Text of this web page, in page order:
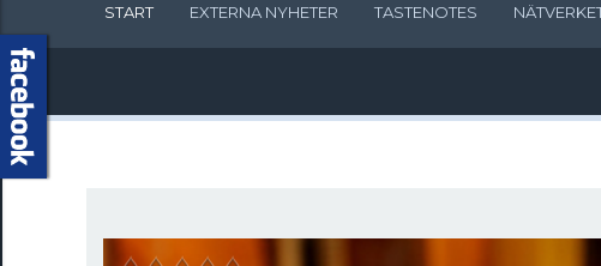
START EXTERNA NYHETER TASTENOTES